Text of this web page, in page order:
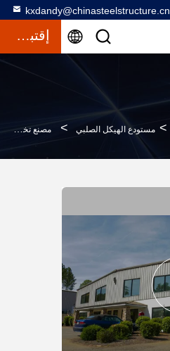
kxdandy@chinasteelstructure.cn
إقتباس
> مستودع الهيكل الصلبي > مصنع تخزين الألواح الفولاذية المصنوعة من قبل